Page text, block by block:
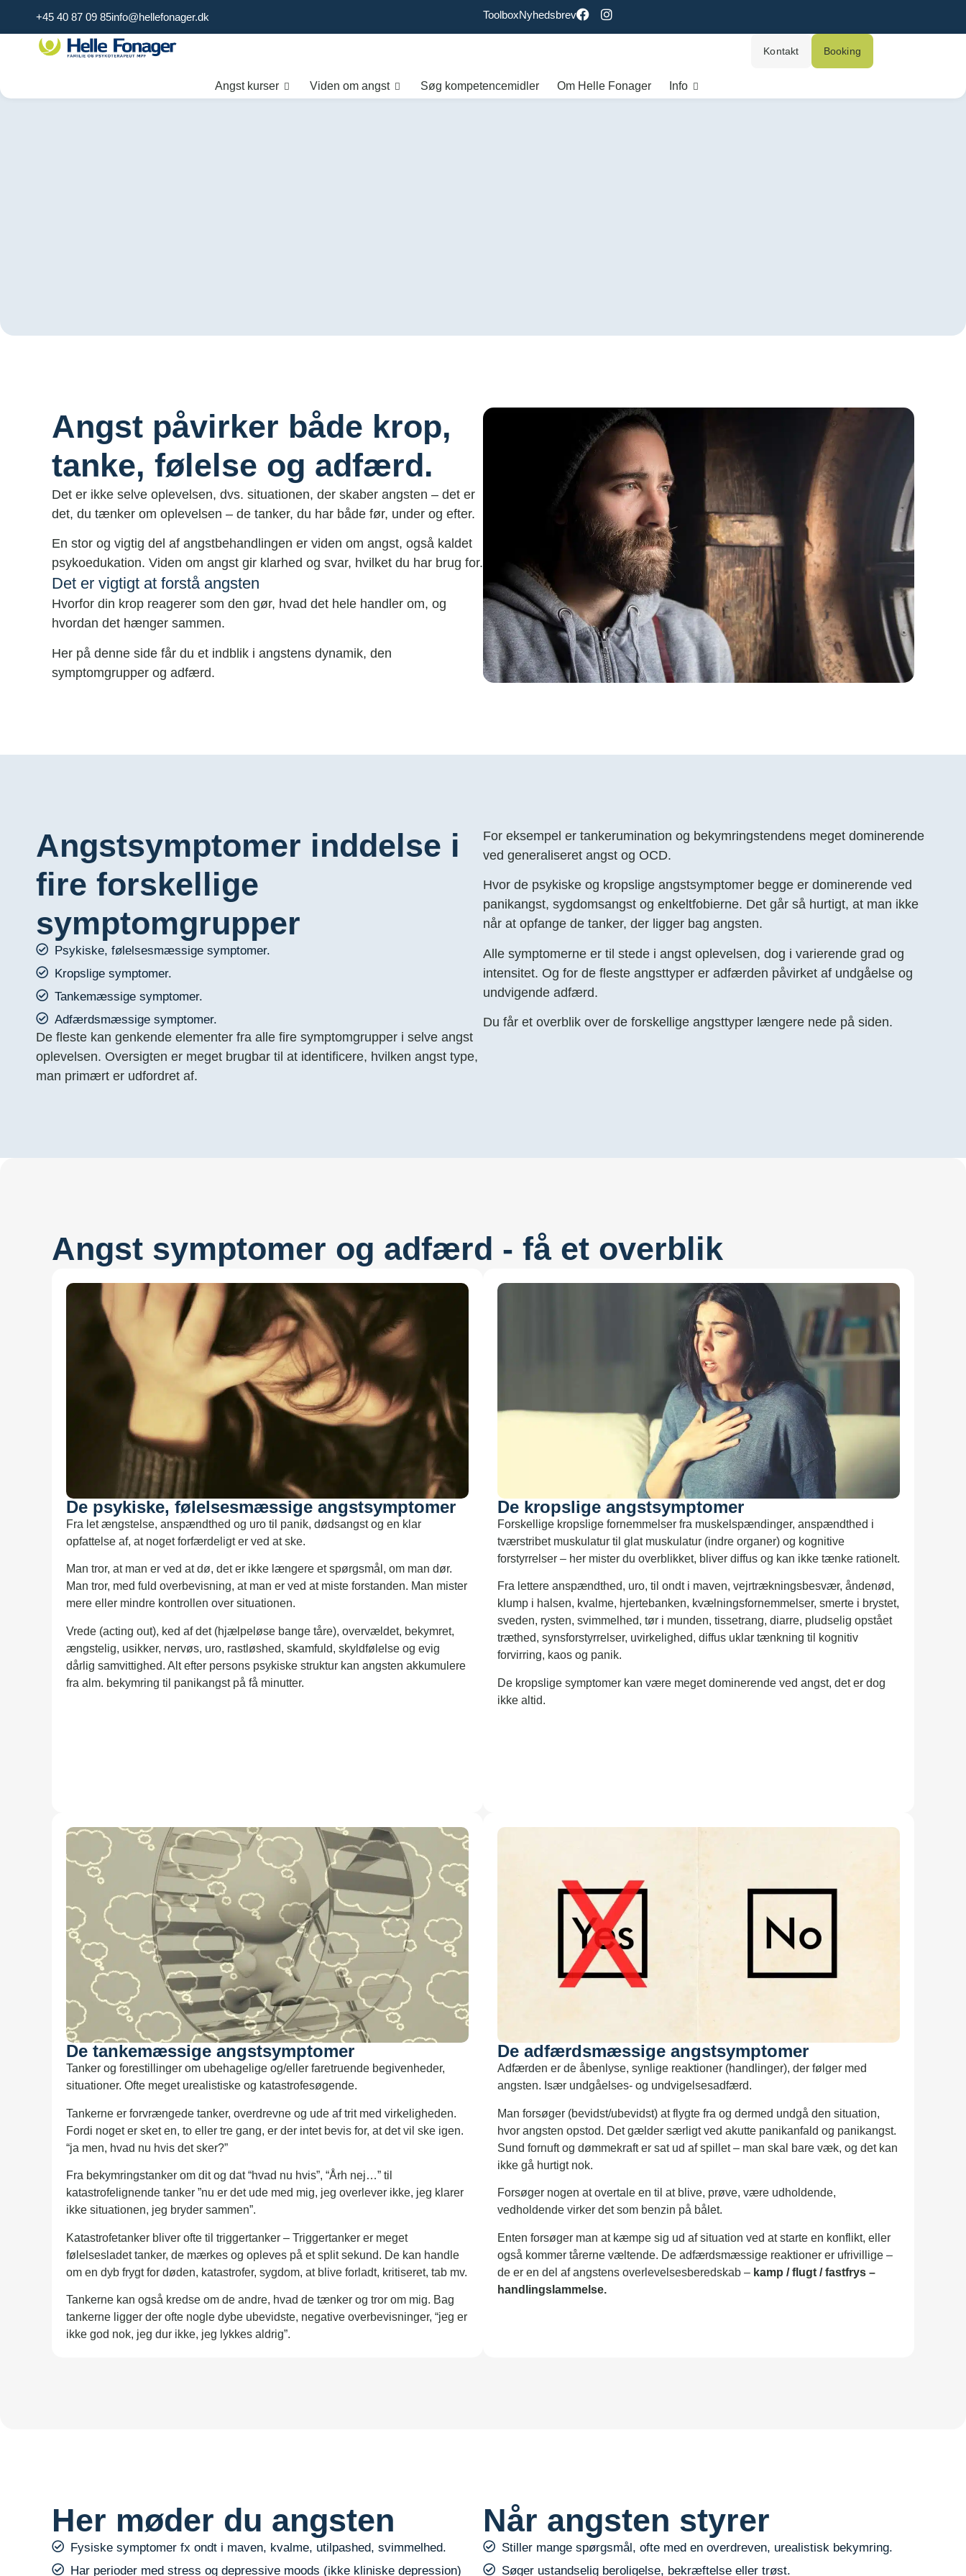
+45 40 87 09 85info@hellefonager.dk ToolboxNyhedsbrev
Angst kurser Viden om angst Søg kompetencemidler Om Helle Fonager Info
Kontakt Booking
Angst påvirker både krop,
tanke, følelse og adfærd.
Det er ikke selve oplevelsen, dvs. situationen, der skaber angsten – det er
det, du tænker om oplevelsen – de tanker, du har både før, under og efter.
En stor og vigtig del af angstbehandlingen er viden om angst, også kaldet
psykoedukation. Viden om angst gir klarhed og svar, hvilket du har brug for.
Det er vigtigt at forstå angsten
Hvorfor din krop reagerer som den gør, hvad det hele handler om, og
hvordan det hænger sammen.
Her på denne side får du et indblik i angstens dynamik, den
symptomgrupper og adfærd.
For eksempel er tankerumination og bekymringstendens meget dominerende
ved generaliseret angst og OCD.
Hvor de psykiske og kropslige angstsymptomer begge er dominerende ved
panikangst, sygdomsangst og enkeltfobierne. Det går så hurtigt, at man ikke
når at opfange de tanker, der ligger bag angsten.
Alle symptomerne er til stede i angst oplevelsen, dog i varierende grad og
intensitet. Og for de fleste angsttyper er adfærden påvirket af undgåelse og
undvigende adfærd.
Du får et overblik over de forskellige angsttyper længere nede på siden.
Angstsymptomer inddelse i
fire forskellige
symptomgrupper
Psykiske, følelsesmæssige symptomer.
Kropslige symptomer.
Tankemæssige symptomer.
Adfærdsmæssige symptomer.
De fleste kan genkende elementer fra alle fire symptomgrupper i selve angst
oplevelsen. Oversigten er meget brugbar til at identificere, hvilken angst type,
man primært er udfordret af.
Angst symptomer og adfærd - få et overblik
De psykiske, følelsesmæssige angstsymptomer
Fra let ængstelse, anspændthed og uro til panik, dødsangst og en klar
opfattelse af, at noget forfærdeligt er ved at ske.
Man tror, at man er ved at dø, det er ikke længere et spørgsmål, om man dør.
Man tror, med fuld overbevisning, at man er ved at miste forstanden. Man mister
mere eller mindre kontrollen over situationen.
Vrede (acting out), ked af det (hjælpeløse bange tåre), overvældet, bekymret,
ængstelig, usikker, nervøs, uro, rastløshed, skamfuld, skyldfølelse og evig
dårlig samvittighed. Alt efter persons psykiske struktur kan angsten akkumulere
fra alm. bekymring til panikangst på få minutter.
De kropslige angstsymptomer
Forskellige kropslige fornemmelser fra muskelspændinger, anspændthed i
tværstribet muskulatur til glat muskulatur (indre organer) og kognitive
forstyrrelser – her mister du overblikket, bliver diffus og kan ikke tænke rationelt.
Fra lettere anspændthed, uro, til ondt i maven, vejrtrækningsbesvær, åndenød,
klump i halsen, kvalme, hjertebanken, kvælningsfornemmelser, smerte i brystet,
sveden, rysten, svimmelhed, tør i munden, tissetrang, diarre, pludselig opstået
træthed, synsforstyrrelser, uvirkelighed, diffus uklar tænkning til kognitiv
forvirring, kaos og panik.
De kropslige symptomer kan være meget dominerende ved angst, det er dog
ikke altid.
De tankemæssige angstsymptomer
Tanker og forestillinger om ubehagelige og/eller faretruende begivenheder,
situationer. Ofte meget urealistiske og katastrofesøgende.
Tankerne er forvrængede tanker, overdrevne og ude af trit med virkeligheden.
Fordi noget er sket en, to eller tre gang, er der intet bevis for, at det vil ske igen.
“ja men, hvad nu hvis det sker?”
Fra bekymringstanker om dit og dat “hvad nu hvis”, “Årh nej…” til
katastrofelignende tanker ”nu er det ude med mig, jeg overlever ikke, jeg klarer
ikke situationen, jeg bryder sammen”.
Katastrofetanker bliver ofte til triggertanker – Triggertanker er meget
følelsesladet tanker, de mærkes og opleves på et split sekund. De kan handle
om en dyb frygt for døden, katastrofer, sygdom, at blive forladt, kritiseret, tab mv.
Tankerne kan også kredse om de andre, hvad de tænker og tror om mig. Bag
tankerne ligger der ofte nogle dybe ubevidste, negative overbevisninger, “jeg er
ikke god nok, jeg dur ikke, jeg lykkes aldrig”.
De adfærdsmæssige angstsymptomer
Adfærden er de åbenlyse, synlige reaktioner (handlinger), der følger med
angsten. Især undgåelses- og undvigelsesadfærd.
Man forsøger (bevidst/ubevidst) at flygte fra og dermed undgå den situation,
hvor angsten opstod. Det gælder særligt ved akutte panikanfald og panikangst.
Sund fornuft og dømmekraft er sat ud af spillet – man skal bare væk, og det kan
ikke gå hurtigt nok.
Forsøger nogen at overtale en til at blive, prøve, være udholdende,
vedholdende virker det som benzin på bålet.
Enten forsøger man at kæmpe sig ud af situation ved at starte en konflikt, eller
også kommer tårerne væltende. De adfærdsmæssige reaktioner er ufrivillige –
de er en del af angstens overlevelsesberedskab – kamp / flugt / fastfrys –
handlingslammelse.
Når angsten styrer
Stiller mange spørgsmål, ofte med en overdreven, urealistisk bekymring.
Søger ustandselig beroligelse, bekræftelse eller trøst.
Her møder du angsten
Fysiske symptomer fx ondt i maven, kvalme, utilpashed, svimmelhed.
Har perioder med stress og depressive moods (ikke kliniske depression)